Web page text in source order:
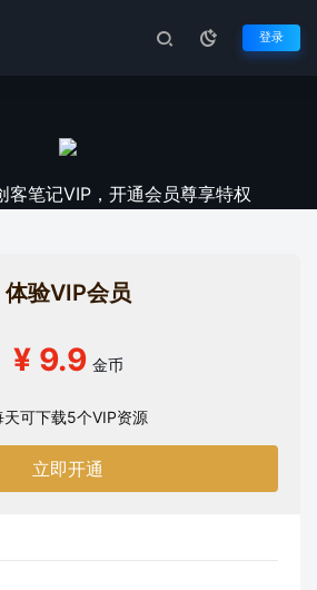
登录
客笔记VIP，开通会员尊享特权
体验VIP会员
¥ 9.9 金币
天可下载5个VIP资源
立即开通